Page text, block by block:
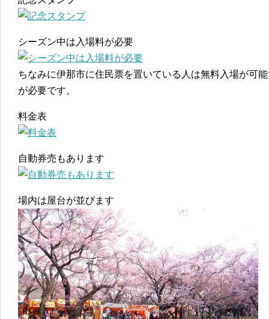
シーズン中は入場料が必要
ちなみに伊那市に住民票を置いている人は無料入場が可
が必要です。
料金表
自動券売もあります
場内は屋台が並びます